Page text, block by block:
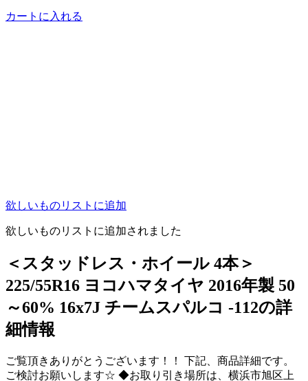
カートに入れる
欲しいものリストに追加
欲しいものリストに追加されました
＜スタッドレス・ホイール 4本＞
225/55R16 ヨコハマタイヤ 2016年製 50
～60% 16x7J チームスパルコ -112の詳
細情報
ご覧頂きありがとうございます！！ 下記、商品詳細です。
ご検討お願いします☆ ◆お取り引き場所は、横浜市旭区上